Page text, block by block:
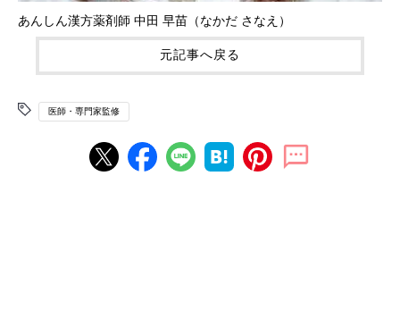
あんしん漢方薬剤師 中田 早苗（なかだ さなえ）
元記事へ戻る
医師・専門家監修